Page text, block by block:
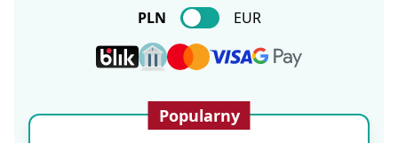
PLN EUR
Popularny